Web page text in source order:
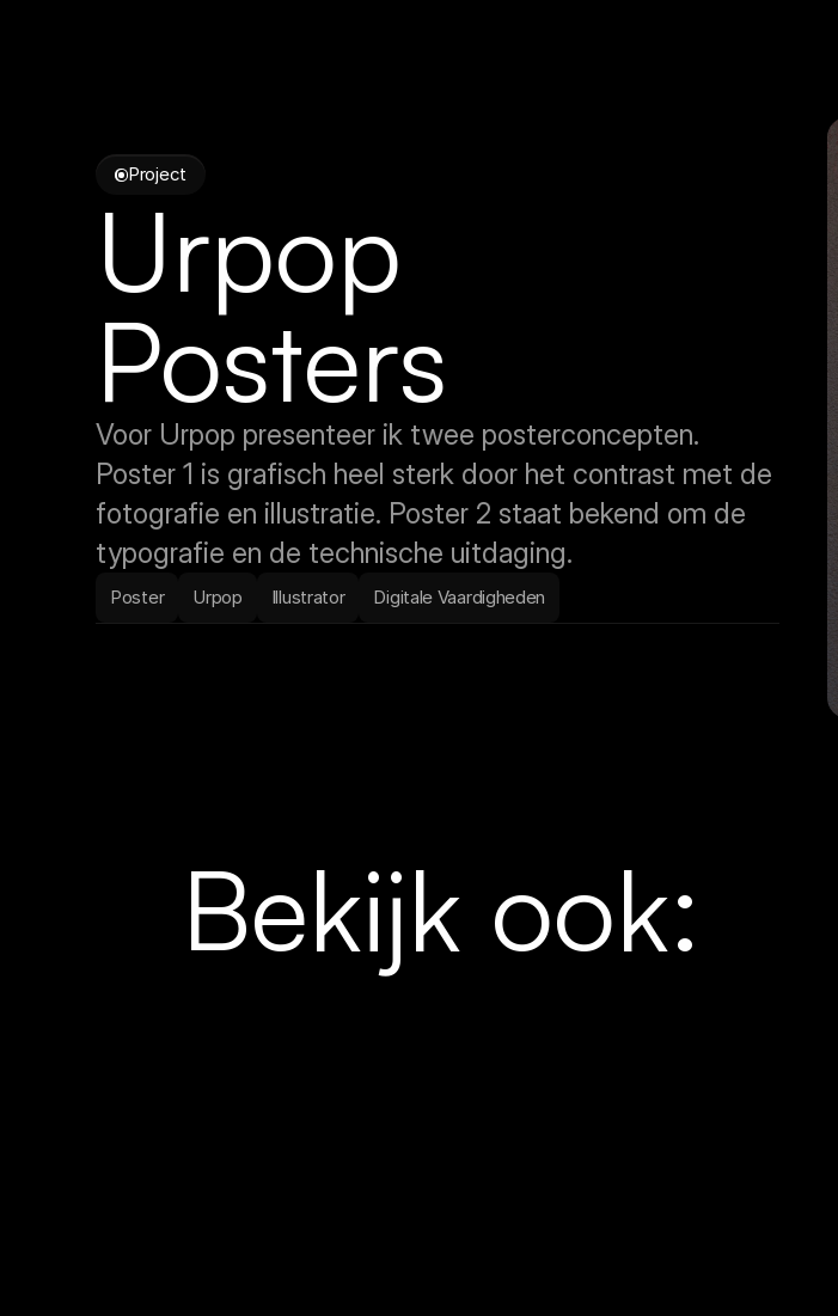
Project
Urpop
Posters
Voor Urpop presenteer ik twee posterconcepten.
Poster 1 is grafisch heel sterk door het contrast met de
fotografie en illustratie. Poster 2 staat bekend om de
typografie en de technische uitdaging.
Poster Urpop Illustrator Digitale Vaardigheden
Bekijk ook: